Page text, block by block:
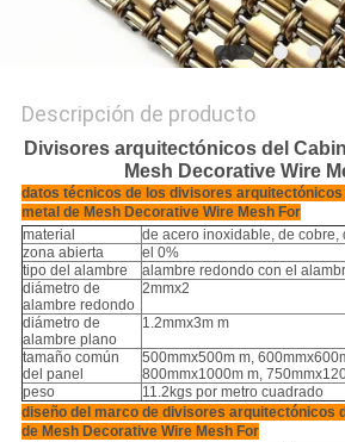
Descripción de producto
Divisores arquitectónicos del
Mesh Decorative Wire
datos técnicos de los divisores arquitectónicos
metal de Mesh Decorative Wire Mesh For
material
de acero inoxidable, de cobre,
zona abierta
el 0%
tipo del alambre
alambre redondo con el
diámetro de
alambre redondo
2mmx2
diámetro de
alambre plano
1.2mmx3m m
tamaño común
del panel
500mmx500m m,
800mmx1000m m,
peso
11.2kgs por metro cuadrado
diseño del marco de divisores arquitectónicos
de Mesh Decorative Wire Mesh For